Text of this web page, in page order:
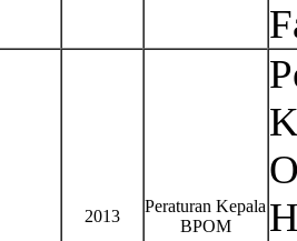
2013
Peraturan Kepala
BPOM